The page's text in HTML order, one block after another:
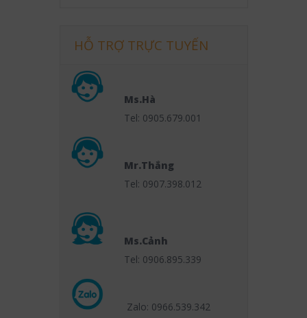
HỖ TRỢ TRỰC TUYẾN
Ms.Hà
Tel: 0905.679.001
Mr.Thắng
Tel: 0907.398.012
Ms.Cảnh
Tel: 0906.895.339
Zalo: 0966.539.342